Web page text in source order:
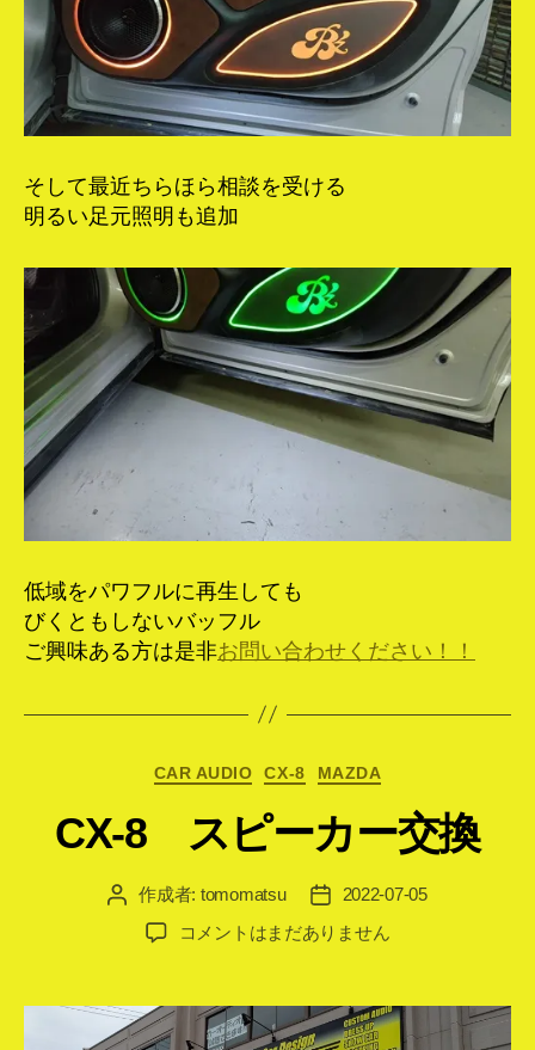
そして最近ちらほら相談を受ける
明るい足元照明も追加
低域をパワフルに再生しても
びくともしないバッフル
ご興味ある方は是非お問い合わせください！！
カ
ゴ
CAR AUDIO CX-8 MAZDA
CX-8 スピーカー交換
投 作成者: tomomatsu
投
稿
日
2022-07-05
CX-
ピ
ー
コメントはまだありません